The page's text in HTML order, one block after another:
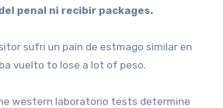
penal ni recibir packages.
sufri un pain de estmago similar en
vuelto to lose a lot of peso.
western laboratorio tests determine